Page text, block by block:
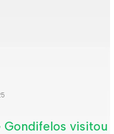
Gondifelos visitou